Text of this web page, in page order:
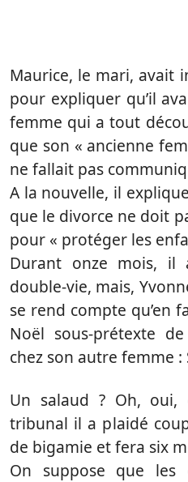
Maurice, le mari, avait
pour expliquer qu’il
femme qui a tout
que son « ancienne
ne fallait pas
A la nouvelle, il
que le divorce ne doit
pour « protéger les
Durant onze mois, il
double-vie, mais,
se rend compte qu’en
Noël sous-prétexte
chez son autre femme
Un salaud ? Oh, oui,
tribunal il a plaidé
de bigamie et fera six
On suppose que